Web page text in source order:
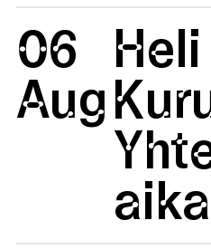
06
Aug
Heli
aika